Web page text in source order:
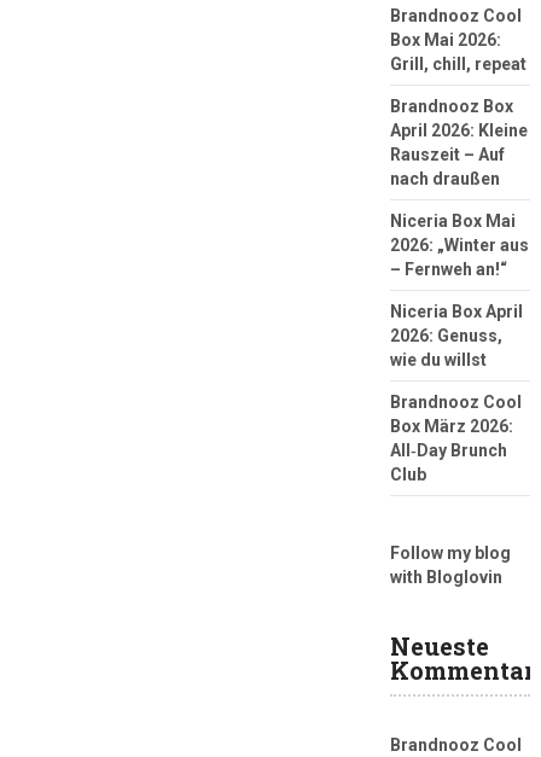
Brandnooz Cool
Box Mai 2026:
Grill, chill, repeat
Brandnooz Box
April 2026: Kleine
Rauszeit – Auf
nach draußen
Niceria Box Mai
2026: „Winter aus
– Fernweh an!“
Niceria Box April
2026: Genuss,
wie du willst
Brandnooz Cool
Box März 2026:
All‑Day Brunch
Club
Follow my blog
with Bloglovin
Neueste
Brandnooz Cool